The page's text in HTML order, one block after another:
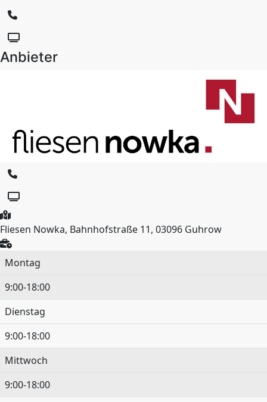
Anbieter
Fliesen Nowka, Bahnhofstraße 11, 03096 Guhrow
Montag
9:00-18:00
Dienstag
9:00-18:00
Mittwoch
9:00-18:00